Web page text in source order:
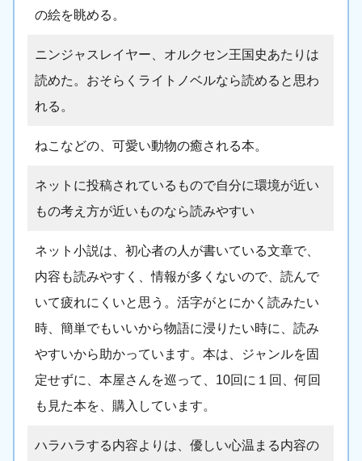
の絵を眺める。
ニンジャスレイヤー、オルクセン王国史あたりは
読めた。おそらくライトノベルなら読めると思わ
れる。
ねこなどの、可愛い動物の癒される本。
ネットに投稿されているもので自分に環境が近い
もの考え方が近いものなら読みやすい
ネット小説は、初心者の人が書いている文章で、
内容も読みやすく、情報が多くないので、読んで
いて疲れにくいと思う。活字がとにかく読みたい
時、簡単でもいいから物語に浸りたい時に、読み
やすいから助かっています。本は、ジャンルを固
定せずに、本屋さんを巡って、10回に１回、何回
も見た本を、購入しています。
ハラハラする内容よりは、優しい心温まる内容の